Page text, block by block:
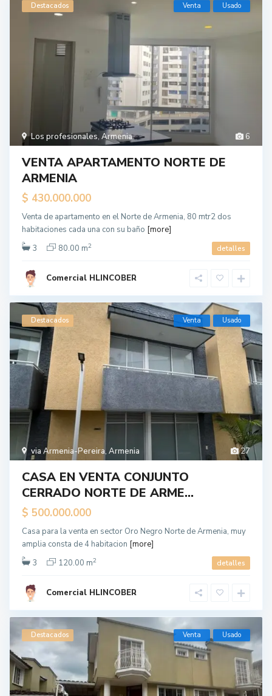
6
Los profesionales, Armenia
Destacados Venta Usado
VENTA APARTAMENTO NORTE DE
ARMENIA
$ 430.000.000
Venta de apartamento en el Norte de Armenia, 80 mtr2 dos
habitaciones cada una con su baño [more]
3
80.00 m2 detalles
Comercial HLINCOBER
27
via Armenia-Pereira, Armenia
Destacados Venta Usado
CASA EN VENTA CONJUNTO
CERRADO NORTE DE ARME...
$ 500.000.000
Casa para la venta en sector Oro Negro Norte de Armenia, muy
amplia consta de 4 habitacion [more]
3
120.00 m2 detalles
Comercial HLINCOBER
Destacados Venta Usado